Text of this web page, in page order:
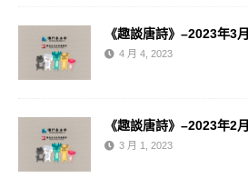
《趣談唐詩》–2023年3月
4 月 4, 2023
《趣談唐詩》–2023年2月
3 月 1, 2023